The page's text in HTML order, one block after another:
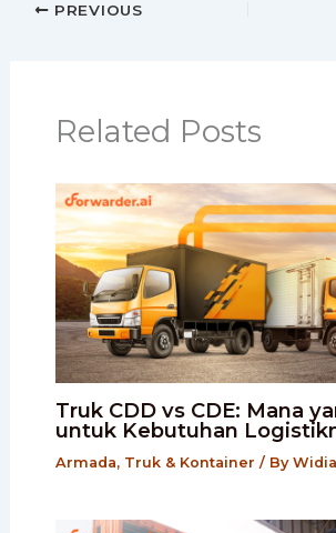
PREVIOUS
Related Posts
Truk CDD vs CDE: Mana
untuk Kebutuhan
Armada, Truk & Kontainer / By